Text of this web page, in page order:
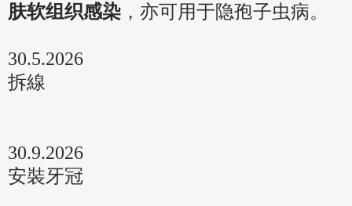
肤软组织感染 ，亦可用于隐孢子虫病。
30.5.2026
拆線
30.9.2026
安裝牙冠